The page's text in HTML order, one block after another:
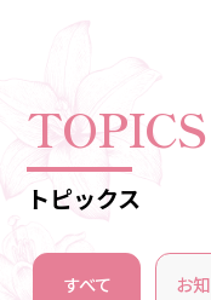
TOPICS
トピックス
すべて お